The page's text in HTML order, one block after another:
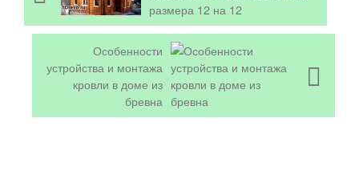
размера 12 на 12
Особенности
устройства и монтажа
кровли в доме из
бревна